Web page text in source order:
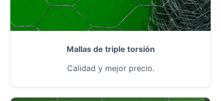
Mallas de triple torsión
Calidad y mejor precio.